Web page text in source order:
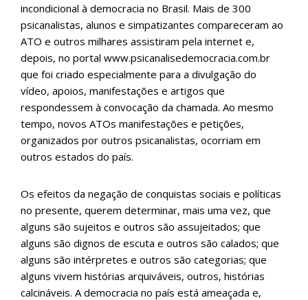
incondicional à democracia no Brasil. Mais de 300
psicanalistas, alunos e simpatizantes compareceram ao
ATO e outros milhares assistiram pela internet e,
depois, no portal www.psicanalisedemocracia.com.br
que foi criado especialmente para a divulgação do
vídeo, apoios, manifestações e artigos que
respondessem à convocação da chamada. Ao mesmo
tempo, novos ATOs manifestações e petições,
organizados por outros psicanalistas, ocorriam em
outros estados do país.
Os efeitos da negação de conquistas sociais e políticas
no presente, querem determinar, mais uma vez, que
alguns são sujeitos e outros são assujeitados; que
alguns são dignos de escuta e outros são calados; que
alguns são intérpretes e outros são categorias; que
alguns vivem histórias arquiváveis, outros, histórias
calcináveis. A democracia no país está ameaçada e,